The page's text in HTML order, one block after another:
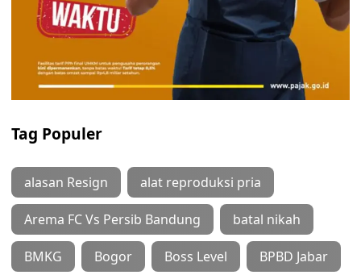
Tag Populer
alasan Resign alat reproduksi pria
Arema FC Vs Persib Bandung batal nikah
BMKG Bogor Boss Level BPBD Jabar